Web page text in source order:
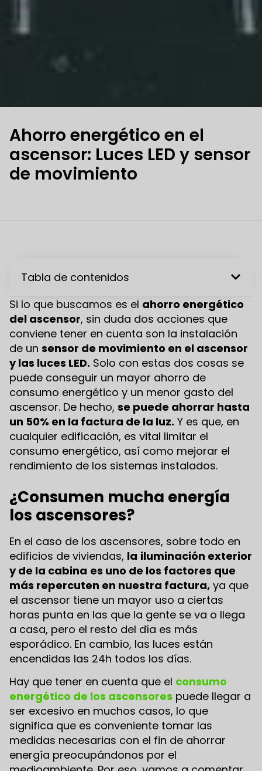
Ahorro energético en el
ascensor: Luces LED y sensor
de movimiento
Tabla de contenidos
Si lo que buscamos es el ahorro energético
del ascensor, sin duda dos acciones que
conviene tener en cuenta son la instalación
de un sensor de movimiento en el ascensor
y las luces LED. Solo con estas dos cosas se
puede conseguir un mayor ahorro de
consumo energético y un menor gasto del
ascensor. De hecho, se puede ahorrar hasta
un 50% en la factura de la luz. Y es que, en
cualquier edificación, es vital limitar el
consumo energético, así como mejorar el
rendimiento de los sistemas instalados.
¿Consumen mucha energía
los ascensores?
En el caso de los ascensores, sobre todo en
edificios de viviendas, la iluminación exterior
y de la cabina es uno de los factores que
más repercuten en nuestra factura, ya que
el ascensor tiene un mayor uso a ciertas
horas punta en las que la gente se va o llega
a casa, pero el resto del día es más
esporádico. En cambio, las luces están
encendidas las 24h todos los días.
Hay que tener en cuenta que el consumo
energético de los ascensores puede llegar a
ser excesivo en muchos casos, lo que
significa que es conveniente tomar las
medidas necesarias con el fin de ahorrar
energía preocupándonos por el